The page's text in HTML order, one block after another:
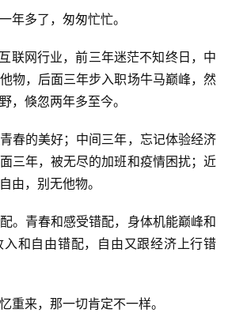
年多了，匆匆忙忙。
联网行业，前三年迷茫不知终日，中
物，后面三年步入职场牛马巅峰，然
，倏忽两年多至今。
春的美好；中间三年，忘记体验经济
三年，被无尽的加班和疫情困扰；近
由，别无他物。
。青春和感受错配，身体机能巅峰和
和自由错配，自由又跟经济上行错
重来，那一切肯定不一样。